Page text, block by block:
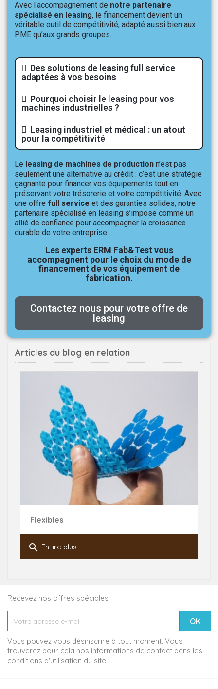
Avec l’accompagnement de notre partenaire
spécialisé en leasing, le financement devient un
véritable outil de compétitivité, adapté aussi bien aux
PME qu’aux grands groupes.
Des solutions de leasing full service
adaptées à vos besoins
Pourquoi choisir le leasing pour vos
machines industrielles ?
Leasing industriel et médical : un atout
pour la compétitivité
Le leasing de machines de production n’est pas
seulement une alternative au crédit : c’est une stratégie
gagnante pour financer vos équipements tout en
préservant votre trésorerie et votre compétitivité. Avec
une offre full service et des garanties solides, notre
partenaire spécialisé en leasing s’impose comme un
allié de confiance pour accompagner la croissance
durable de votre entreprise.
Les experts ERM Fab&Test vous
accompagnent pour le choix du mode de
financement de vos équipement de
fabrication.
Contactez nous pour votre offre de
leasing
Articles du blog en relation
Flexibles
search En lire plus
Recevez nos offres spéciales
Vous pouvez vous désinscrire à tout moment. Vous
trouverez pour cela nos informations de contact dans les
conditions d'utilisation du site.